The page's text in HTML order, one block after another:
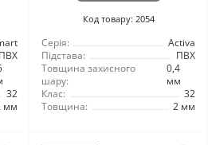
ПВХ
32
мм
Код товару: 2054
Серія:
Activa
Підстава:
ПВХ
Товщина захисного
шару:
0,4
мм
Клас:
32
Товщина:
2 мм